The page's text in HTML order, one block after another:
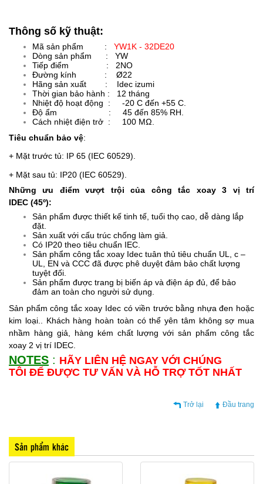
Thông số kỹ thuật:
Mã sản phẩm :
YW1K - 32DE20
Dòng sản phẩm : YW
Tiếp điểm : 2NO
Đường kính : Ø22
Hãng sản xuất : Idec izumi
Thời gian bảo hành : 12 tháng
Nhiệt độ hoạt động : -20 C đến +55 C.
Độ ẩm : 45 đến 85% RH.
Cách nhiệt điện trở : 100 MΩ.
Tiêu chuẩn bảo vệ:
+ Mặt trước tủ: IP 65 (IEC 60529).
+ Mặt sau tủ: IP20 (IEC 60529).
Những ưu điểm vượt trội của công tắc xoay 3 vị trí
IDEC (45º):
Sản phẩm được thiết kế tinh tế, tuổi thọ cao, dễ dàng lắp
đặt.
Sản xuất với cấu trúc chống làm giả.
Có IP20 theo tiêu chuẩn IEC.
Sản phẩm công tắc xoay Idec tuân thủ tiêu chuẩn UL, c –
UL, EN và CCC đã được phê duyệt đảm bảo chất lượng
tuyệt đối.
Sản phẩm được trang bị biến áp và điện áp đủ, để bảo
đảm an toàn cho người sử dụng.
Sản phẩm công tắc xoay Idec có viền trước bằng nhựa đen hoặc
kim loại.. Khách hàng hoàn toàn có thể yên tâm không sợ mua
nhầm hàng giả, hàng kém chất lượng với sản phẩm công tắc
xoay 2 vị trí IDEC.
NOTES : HÃY LIÊN HỆ NGAY VỚI CHÚNG
TÔI ĐỂ ĐƯỢC TƯ VẤN VÀ HỖ TRỢ TỐT NHẤT
Trở lại Đầu trang
Sản phẩm khác